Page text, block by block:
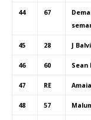
44 67
45 28 J
46 60 Sean
47 RE
48 57